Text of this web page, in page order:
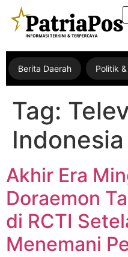
Berita Daerah Politik
Tag:
Indonesia
Akhir Era
Doraemon
di RCTI
Menemani